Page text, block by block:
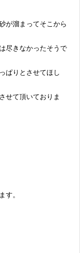
が溜まってそこから
尽きなかったそうで
ぱりとさせてほし
せて頂いておりま
す。